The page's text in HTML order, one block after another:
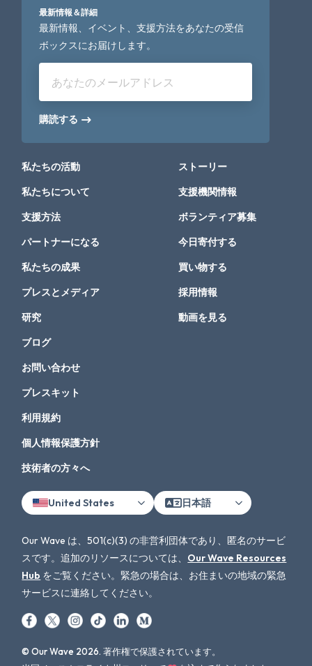
最新情報＆詳細
最新情報、イベント、支援方法をあなたの受信
ボックスにお届けします。
あなたのメールアドレス
購読する
私たちの活動
私たちについて
支援方法
パートナーになる
私たちの成果
プレスとメディア
研究
ストーリー
支援機関情報
ボランティア募集
今日寄付する
買い物する
採用情報
動画を見る
ブログ
お問い合わせ
プレスキット
利用規約
個人情報保護方針
技術者の方々へ
United States 日本語
Our Wave は、501(c)(3) の非営利団体であり、匿名のサービ
スです。追加のリソースについては、 Our Wave Resources
Hub をご覧ください。緊急の場合は、お住まいの地域の緊急
サービスに連絡してください。
© Our Wave 2026. 著作権で保護されています。